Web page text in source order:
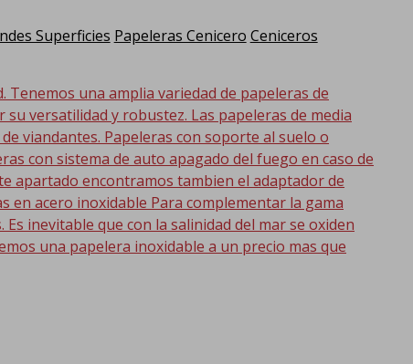
Superficies Papeleras Cenicero Ceniceros
una amplia variedad de papeleras de
versatilidad y robustez. Las papeleras de media
viandantes. Papeleras con soporte al suelo o
con sistema de auto apagado del fuego en caso de
apartado encontramos tambien el adaptador de
en acero inoxidable Para complementar la gama
inevitable que con la salinidad del mar se oxiden
una papelera inoxidable a un precio mas que